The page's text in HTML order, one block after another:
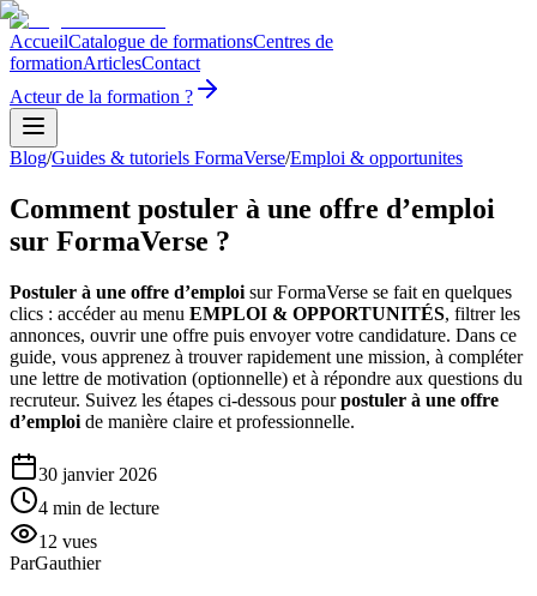
AccueilCatalogue de formationsCentres de
formationArticlesContact
Acteur de la formation ?
Blog/Guides & tutoriels FormaVerse/Emploi & opportunites
Comment postuler à une offre d’emploi
sur FormaVerse ?
Postuler à une offre d’emploi sur FormaVerse se fait en quelques
clics : accéder au menu EMPLOI & OPPORTUNITÉS, filtrer les
annonces, ouvrir une offre puis envoyer votre candidature. Dans ce
guide, vous apprenez à trouver rapidement une mission, à compléter
une lettre de motivation (optionnelle) et à répondre aux questions du
recruteur. Suivez les étapes ci-dessous pourpostuler à une offre
d’emploi de manière claire et professionnelle.
30 janvier 2026
4 min de lecture
12 vues
ParGauthier